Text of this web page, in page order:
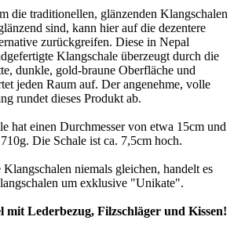
die traditionellen, glänzenden Klangschalen
sind, kann hier auf die dezentere
zurückgreifen. Diese in Nepal
Klangschale überzeugt durch die
dunkle, gold-braune Oberfläche und
jeden Raum auf. Der angenehme, volle
rundet dieses Produkt ab.
hat einen Durchmesser von etwa 15cm und
Die Schale ist ca. 7,5cm hoch.
niemals gleichen, handelt es
um exklusive "Unikate".
mit Lederbezug, Filzschläger und Kissen!